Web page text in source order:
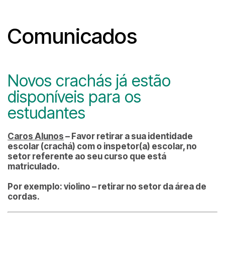
Comunicados
Novos crachás já estão
disponíveis para os
estudantes
Caros Alunos – Favor retirar a sua identidade
escolar (crachá) com o inspetor(a) escolar, no
setor referente ao seu curso que está
matriculado.
Por exemplo: violino – retirar no setor da área de
cordas.